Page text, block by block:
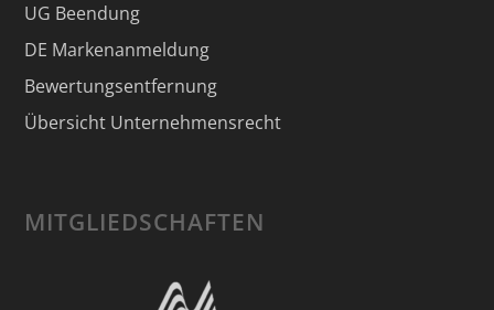
UG Beendung
DE Markenanmeldung
Bewertungsentfernung
Übersicht Unternehmensrecht
MITGLIEDSCHAFTEN